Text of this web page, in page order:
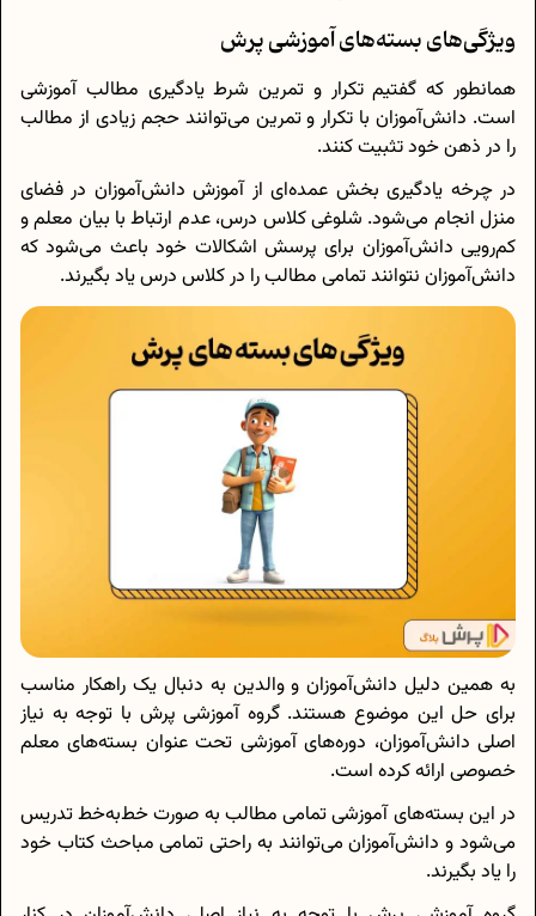
ویژگی‌های بسته‌های آموزشی پرش
همانطور که گفتیم تکرار و تمرین شرط یادگیری مطالب آموزشی
است. دانش‌آموزان با تکرار و تمرین می‌توانند حجم زیادی از مطالب
را در ذهن خود تثبیت کنند.
در چرخه یادگیری بخش عمده‌ای از آموزش دانش‌آموزان در فضای
منزل انجام می‌شود. شلوغی کلاس درس، عدم ارتباط با بیان معلم و
کم‌رویی دانش‌آموزان برای پرسش اشکالات خود باعث می‌شود که
دانش‌آموزان نتوانند تمامی مطالب را در کلاس درس یاد بگیرند.
به همین دلیل دانش‌آموزان و والدین به دنبال یک راهکار مناسب
برای حل این موضوع هستند. گروه آموزشی پرش با توجه به نیاز
اصلی دانش‌آموزان، دوره‌های آموزشی تحت عنوان بسته‌های معلم
خصوصی ارائه کرده است.
در این بسته‌های آموزشی تمامی مطالب به صورت خط‌به‌خط تدریس
می‌شود و دانش‌آموزان می‌توانند به راحتی تمامی مباحث کتاب خود
را یاد بگیرند.